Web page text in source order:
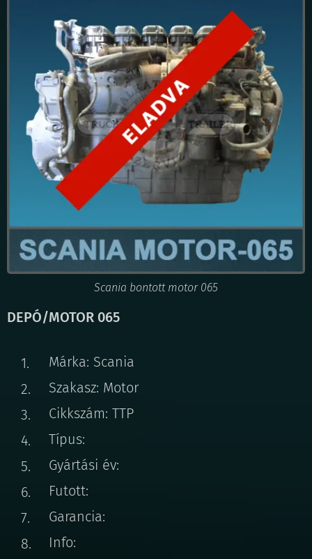
Scania bontott motor 065
DEPÓ/MOTOR 065
Márka: Scania
Szakasz: Motor
Cikkszám: TTP
Típus:
Gyártási év:
Futott:
Garancia:
Info: